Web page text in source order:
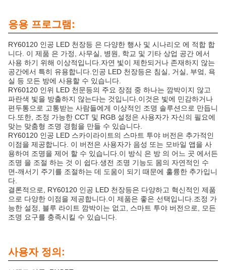
응용 프로그램:
RY60120 인공 LED 천장등 은 다양한 행사 및 시나리오 에 적합 합
니다. 이 제품 은 가정, 사무실, 병원, 학교 및 기타 상업 공간 에서
사용 하기 위해 이상적입니다.자연 빛이 제한되거나 존재하지 않는
공간에서 특히 유용합니다.인공 LED 천장등은 침실, 거실, 부엌, 욕
실 등 모든 방에 사용할 수 있습니다.
RY60120 인위 LED 천문등의 주요 장점 중 하나는 깜박이지 않고
파란색 빛을 방출하지 않는다는 것입니다.이것은 빛에 민감하거나
편두통으로 고통받는 사람들에게 이상적인 조명 솔루션으로 만듭니
다.또한, 조정 가능한 CCT 및 RGB 설정은 사용자가 자신의 필요에
맞는 맞춤형 조명 경험을 만들 수 있습니다.
RY60120 인공 LED 스카이라이트의 스마트 투야 버전은 추가적인
이점을 제공합니다. 이 버전은 사용자가 음성 또는 모바일 앱을 사
용하여 조명을 제어 할 수 있습니다.이 방식 은 방 의 어느 곳 에서든
조명 을 조절 하는 것 이 쉽다.생전 조명 기능도 몸의 자연적인 수
면-깨서기 주기를 조절하는 데 도움이 되기 때문에 훌륭한 추가입니
다.
결론적으로, RY60120 인공 LED 천장등은 다양하고 혁신적인 제품
으로 다양한 이점을 제공합니다.이 제품은 좋은 선택입니다.조정 가
능한 설정, 블루 라이트 깜박이는 없고, 스마트 투야 버전으로, 모든
조명 요구를 충족시킬 수 있습니다.
사용자 정의: